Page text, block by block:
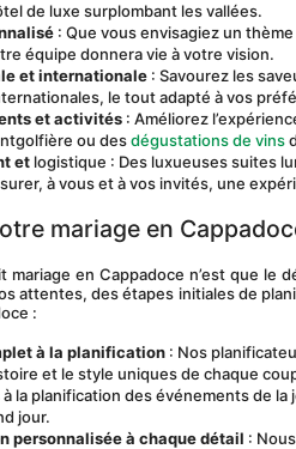
de luxe surplombant les vallées.
: Que vous envisagiez un
équipe donnera vie à votre vision.
et internationale : Savourez les
le tout adapté à vos
et activités : Améliorez
ou des dégustations de vins
et logistique : Des luxueuses suites
à vous et à vos invités, une
mariage en
mariage en Cappadoce n’est que
attentes, des étapes initiales de
:
à la planification : Nos
et le style uniques de chaque
la planification des événements de
jour.
personnalisée à chaque détail :